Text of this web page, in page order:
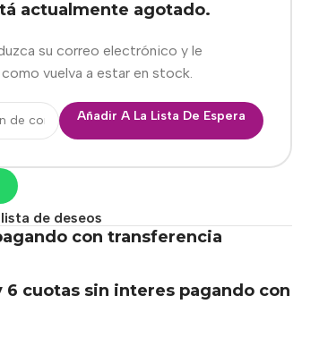
actualmente agotado.
su correo electrónico y le
vuelva a estar en stock.
Añadir A La Lista De Espera
de deseos
con transferencia
6 cuotas sin interes pagando con